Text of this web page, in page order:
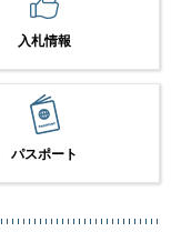
入札情報
パスポート